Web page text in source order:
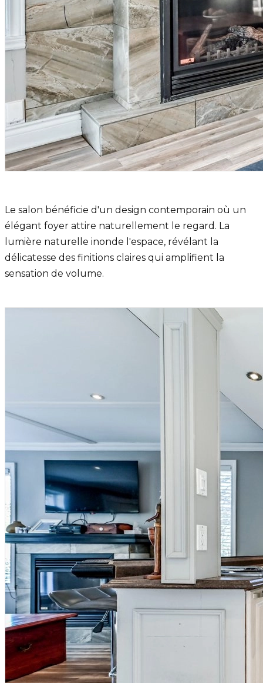
Le salon bénéficie d'un design contemporain où un
élégant foyer attire naturellement le regard. La
lumière naturelle inonde l'espace, révélant la
délicatesse des finitions claires qui amplifient la
sensation de volume.